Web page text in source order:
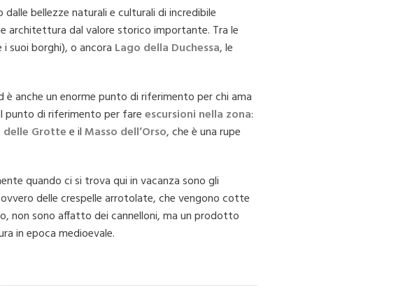
bellezze naturali e culturali di incredibile
architettura dal valore storico importante. Tra le
i suoi borghi), o ancora Lago della Duchessa, le
è anche un enorme punto di riferimento per chi ama
punto di riferimento per fareescursioni nella zona:
delle Grottee ilMasso dell’Orso, che è una rupe
quando ci si trova qui in vacanza sono gli
delle crespelle arrotolate, che vengono cotte
non sono affatto dei cannelloni, ma un prodotto
in epoca medioevale.